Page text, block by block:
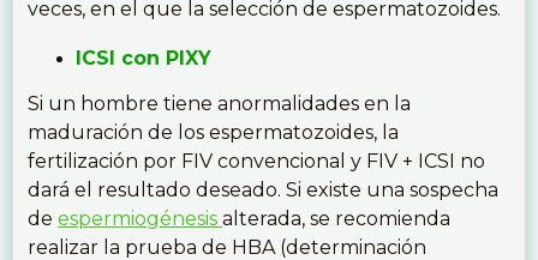
veces, en el que la selección de espermatozoides.
ICSI con PIXY
Si un hombre tiene anormalidades en la
maduración de los espermatozoides, la
fertilización por FIV convencional y FIV + ICSI no
dará el resultado deseado. Si existe una sospecha
de espermiogénesis alterada, se recomienda
realizar la prueba de HBA (determinación